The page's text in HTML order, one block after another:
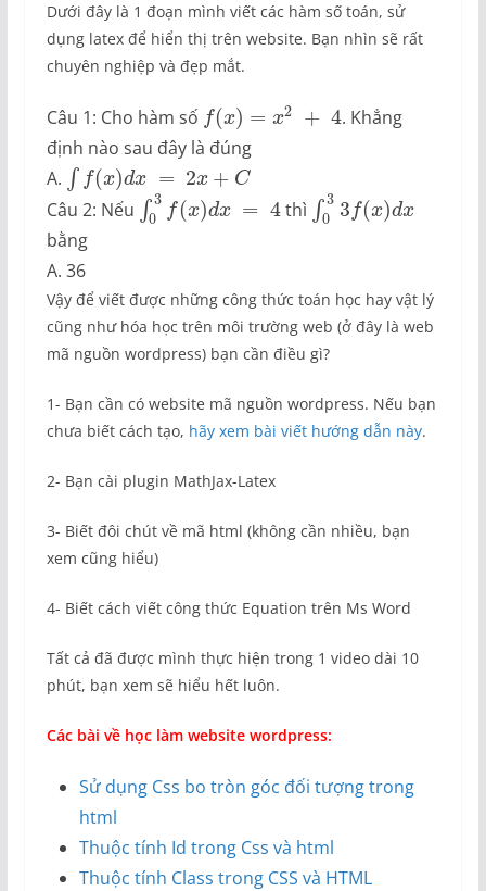
Dưới đây là 1 đoạn mình viết các hàm số toán, sử
dụng latex để hiển thị trên website. Bạn nhìn sẽ rất
chuyên nghiệp và đẹp mắt.
Câu 1: Cho hàm số f(x) = x2 + 4. Khẳng
định nào sau đây là đúng
A. ∫ f(x)dx = 2x + C
Câu 2: Nếu ∫ 3
0
f(x)dx = 4thì ∫ 3
0
3 f(x)dx
bằng
A. 36
Vậy để viết được những công thức toán học hay vật lý
cũng như hóa học trên môi trường web (ở đây là web
mã nguồn wordpress) bạn cần điều gì?
1- Bạn cần có website mã nguồn wordpress. Nếu bạn
chưa biết cách tạo, hãy xem bài viết hướng dẫn này.
2- Bạn cài plugin MathJax-Latex
3- Biết đôi chút về mã html (không cần nhiều, bạn
xem cũng hiểu)
4- Biết cách viết công thức Equation trên Ms Word
Tất cả đã được mình thực hiện trong 1 video dài 10
phút, bạn xem sẽ hiểu hết luôn.
Các bài về học làm website wordpress:
Sử dụng Css bo tròn góc đối tượng trong
html
Thuộc tính Id trong Css và html
Thuộc tính Class trong CSS và HTML